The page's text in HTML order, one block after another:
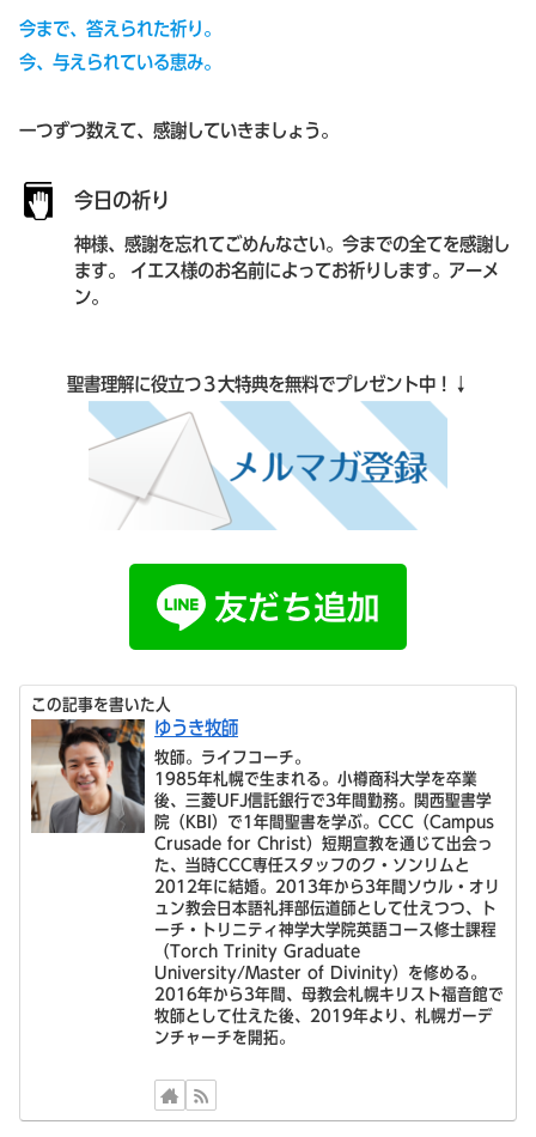
今まで、答えられた祈り。
今、与えられている恵み。
一つずつ数えて、感謝していきましょう。
今日の祈り
神様、感謝を忘れてごめんなさい。今までの全てを感謝し
ます。 イエス様のお名前によってお祈りします。アーメ
ン。
聖書理解に役立つ３大特典を無料でプレゼント中！↓
この記事を書いた人
ゆうき牧師
牧師。ライフコーチ。
1985年札幌で生まれる。小樽商科大学を卒業
後、三菱UFJ信託銀行で3年間勤務。関西聖書学
院（KBI）で1年間聖書を学ぶ。CCC（Campus
Crusade for Christ）短期宣教を通じて出会っ
た、当時CCC専任スタッフのク・ソンリムと
2012年に結婚。2013年から3年間ソウル・オリ
ュン教会日本語礼拝部伝道師として仕えつつ、ト
ーチ・トリニティ神学大学院英語コース修士課程
（Torch Trinity Graduate
University/Master of Divinity）を修める。
2016年から3年間、母教会札幌キリスト福音館で
牧師として仕えた後、2019年より、札幌ガーデ
ンチャーチを開拓。